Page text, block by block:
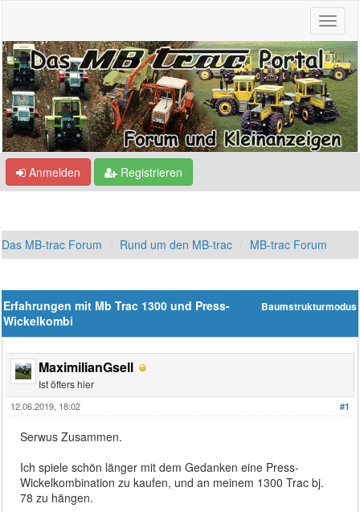
Anmelden Registrieren
Das MB-trac Forum Rund um den MB-trac MB-trac Forum
Baumstrukturmodus
Erfahrungen mit Mb Trac 1300 und Press-
Wickelkombi
MaximilianGsell
Ist öfters hier
#1
12.06.2019, 18:02
Serwus Zusammen.
Ich spiele schön länger mit dem Gedanken eine Press-
Wickelkombination zu kaufen, und an meinem 1300 Trac bj.
78 zu hängen.